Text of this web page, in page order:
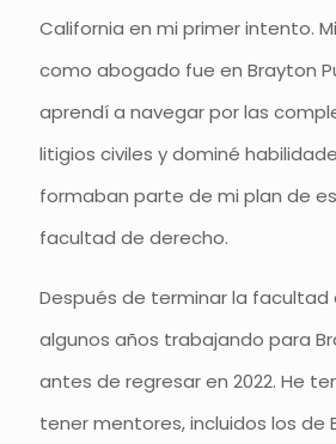
California en mi primer intento.
como abogado fue en Brayton
aprendí a navegar por las
litigios civiles y dominé
formaban parte de mi plan de
facultad de derecho.
Después de terminar la facultad
algunos años trabajando para
antes de regresar en 2022. He
tener mentores, incluidos los de